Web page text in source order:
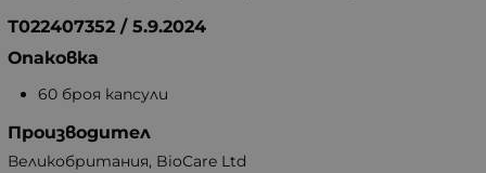
Т022407352 / 5.9.2024
Опаковка
60 броя капсули
Производител
Великобритания, BioCare Ltd